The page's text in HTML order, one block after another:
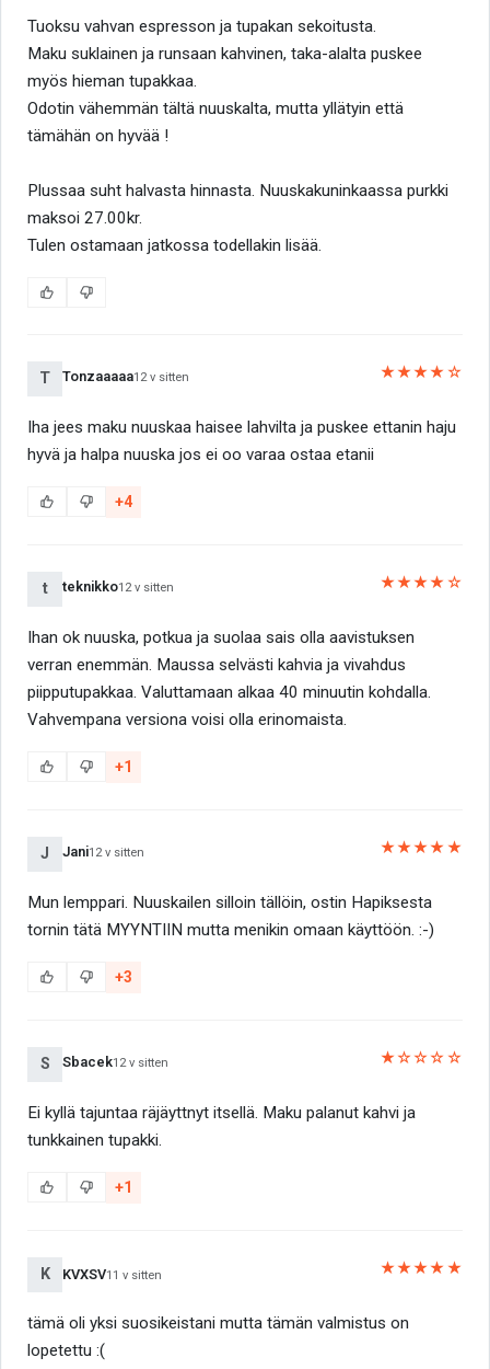
Tuoksu vahvan espresson ja tupakan sekoitusta.
Maku suklainen ja runsaan kahvinen, taka-alalta puskee
myös hieman tupakkaa.
Odotin vähemmän tältä nuuskalta, mutta yllätyin että
tämähän on hyvää !
Plussaa suht halvasta hinnasta. Nuuskakuninkaassa purkki
maksoi 27.00kr.
Tulen ostamaan jatkossa todellakin lisää.
T Tonzaaaaa12 v sitten ★★★★☆
Iha jees maku nuuskaa haisee lahvilta ja puskee ettanin haju
hyvä ja halpa nuuska jos ei oo varaa ostaa etanii
+4
t teknikko12 v sitten ★★★★☆
Ihan ok nuuska, potkua ja suolaa sais olla aavistuksen
verran enemmän. Maussa selvästi kahvia ja vivahdus
piipputupakkaa. Valuttamaan alkaa 40 minuutin kohdalla.
Vahvempana versiona voisi olla erinomaista.
+1
J Jani12 v sitten ★★★★★
Mun lemppari. Nuuskailen silloin tällöin, ostin Hapiksesta
tornin tätä MYYNTIIN mutta menikin omaan käyttöön. :-)
+3
S Sbacek12 v sitten ★☆☆☆☆
Ei kyllä tajuntaa räjäyttnyt itsellä. Maku palanut kahvi ja
tunkkainen tupakki.
+1
K KVXSV11 v sitten ★★★★★
tämä oli yksi suosikeistani mutta tämän valmistus on
lopetettu :(